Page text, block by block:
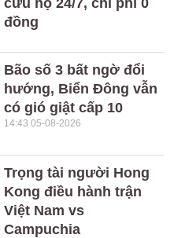
cứu hộ 24/7, chi phí 0
đồng
Bão số 3 bất ngờ đổi
hướng, Biển Đông vẫn
có gió giật cấp 10
14:43 05-08-2026
Trọng tài người Hong
Kong điều hành trận
Việt Nam vs
Campuchia